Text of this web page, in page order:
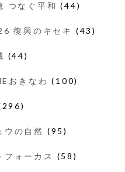
つなぐ平和 (44)
復興のキセキ (43)
(44)
おきなわ (100)
ウの自然 (95)
フォーカス (58)